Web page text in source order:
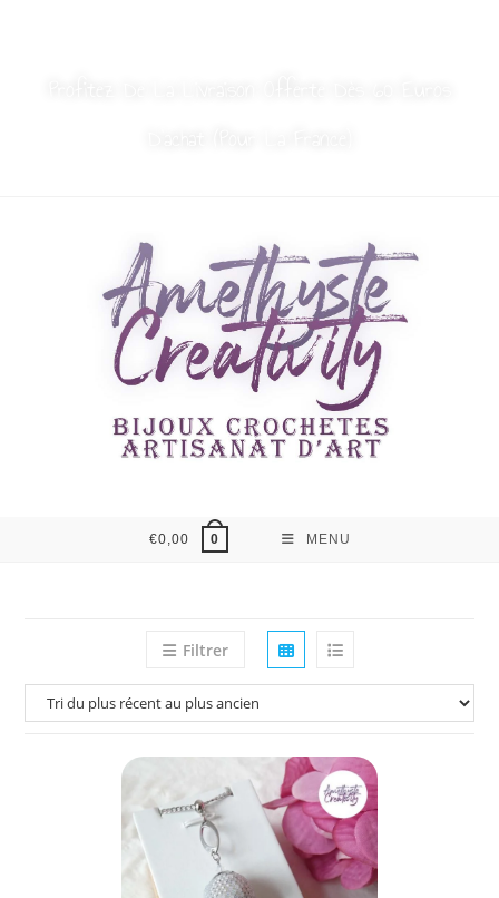
€0,00 0 MENU
Filtrer